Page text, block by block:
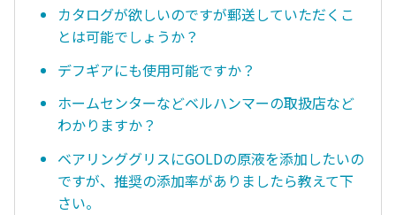
カタログが欲しいのですが郵送していただくこ
とは可能でしょうか？
デフギアにも使用可能ですか？
ホームセンターなどベルハンマーの取扱店など
わかりますか？
ベアリンググリスにGOLDの原液を添加したいの
ですが、推奨の添加率がありましたら教えて下
さい。